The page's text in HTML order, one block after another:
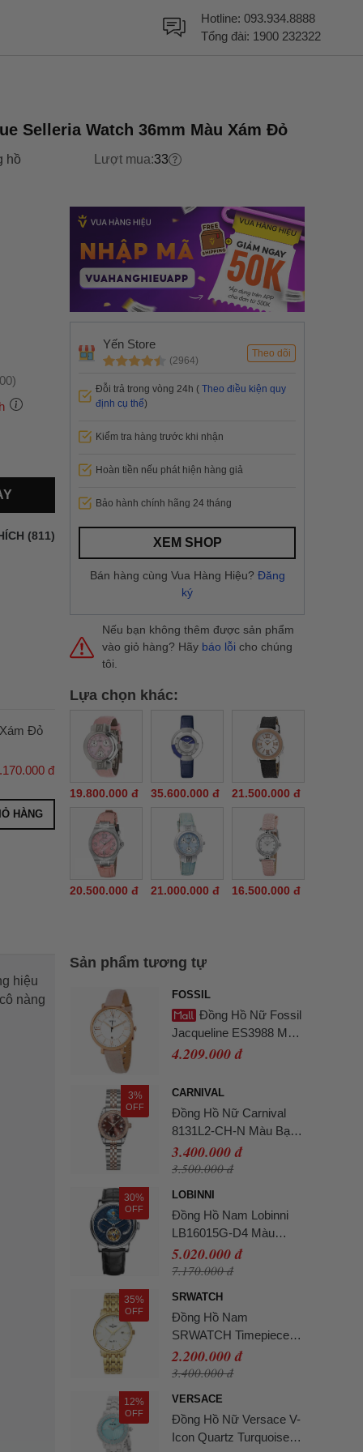
Hotline: 093.934.8888
Tổng đài: 1900 232322
Selleria Watch 36mm Màu Xám Đỏ
hồ Lượt mua:33
cầu
(811)
Đỏ
đ
HÀNG
Lựa chọn khác:
19.800.000 đ 35.600.000 đ 21.500.000 đ
20.500.000 đ 21.000.000 đ 16.500.000 đ
hiệu
nàng
Sản phẩm tương tự
FOSSIL
Đồng Hồ Nữ Fossil
Jacqueline ES3988 Màu
Hồng Trắng
4.209.000 đ
3%
OFF
CARNIVAL
Đồng Hồ Nữ Carnival
8131L2-CH-N Màu Bạc
- Nâu
3.400.000 đ
3.500.000 đ
30%
OFF
LOBINNI
Đồng Hồ Nam Lobinni
LB16015G-D4 Màu
Xanh Đen
5.020.000 đ
7.170.000 đ
35%
OFF
SRWATCH
Đồng Hồ Nam
SRWATCH Timepiece
Watch SG1072.1402TE
Màu Vàng Gold
2.200.000 đ
3.400.000 đ
12%
OFF
VERSACE
Đồng Hồ Nữ Versace V-
Icon Quartz Turquoise
Yến Store
(2964)
Theo dõi
Đỗi trả trong vòng 24h ( Theo điều kiện quy
định cụ thể)
Kiểm tra hàng trước khi nhận
Hoàn tiền nếu phát hiện hàng giả
Bảo hành chính hãng 24 tháng
XEM SHOP
Bán hàng cùng Vua Hàng Hiệu? Đăng
ký
Nếu bạn không thêm được sản phẩm
vào giỏ hàng? Hãy báo lỗi cho chúng
tôi.